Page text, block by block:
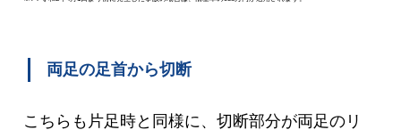
両足の足首から切断
こちらも片足時と同様に、切断部分が両足のリ